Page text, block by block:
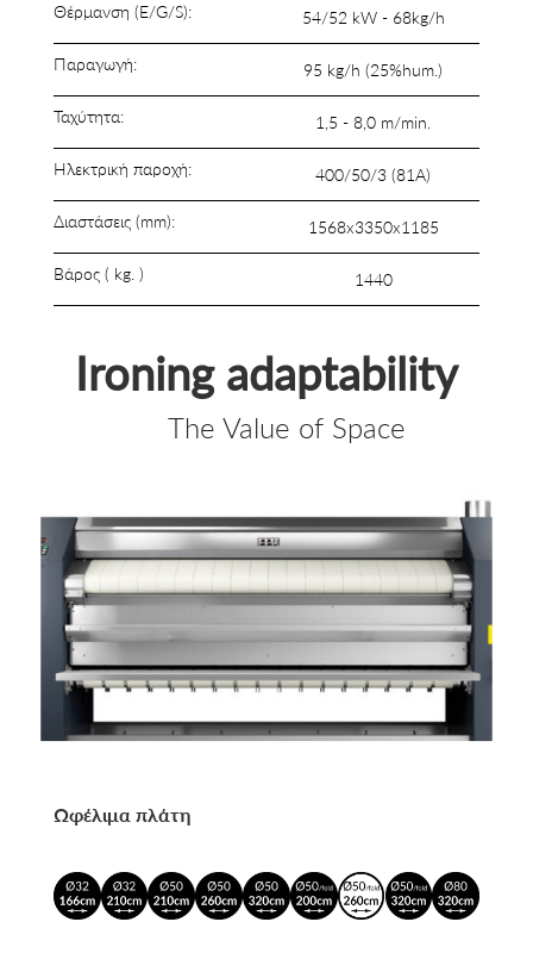
Θέρμανση (E/G/S):
Παραγωγή:
Ταχύτητα:
Ηλεκτρική παροχή:
Διαστάσεις (mm):
Βάρος ( kg. )
54/52 kW - 68kg/h
95 kg/h (25%hum.)
1,5 - 8,0 m/min.
400/50/3 (81A)
1568x3350x1185
1440
Ironing adaptability
The Value of Space
Ωφέλιμα πλάτη